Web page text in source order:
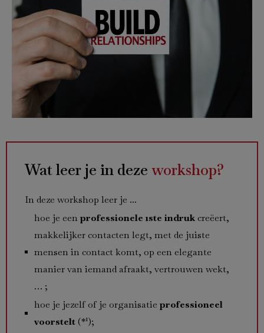
Wat leer je in deze workshop?
In deze workshop leer je ...
hoe je eenprofessionele 1ste indrukcreëert,
makkelijker contacten legt, met de juiste
mensen in contact komt, op een elegante
manier van iemand afraakt, vertrouwen wekt,
… ;
hoe je jezelf of je organisatieprofessioneel
voorstelt(*¹);